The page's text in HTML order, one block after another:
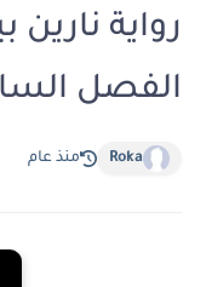
رواية
الفصل السابع 7 بقلم
Roka منذ عام